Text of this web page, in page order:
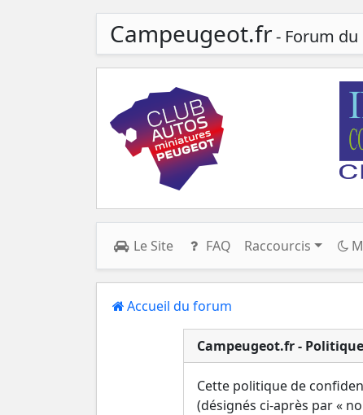
Campeugeot.fr- Forum
Le Site FAQ Raccourcis
Accueil du forum
Campeugeot.fr -
Cette politique de
(désignés ci-après par «